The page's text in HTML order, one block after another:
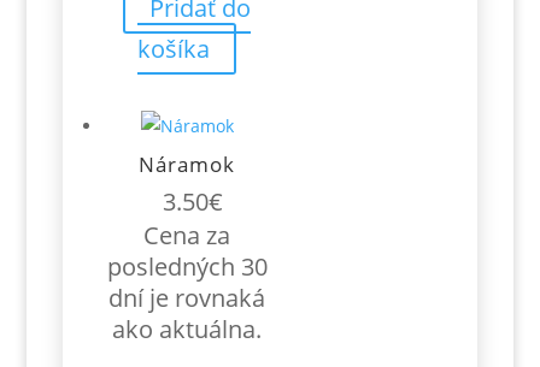
Pridať do
košíka
Náramok
3.50€
Cena za
posledných 30
dní je rovnaká
ako aktuálna.